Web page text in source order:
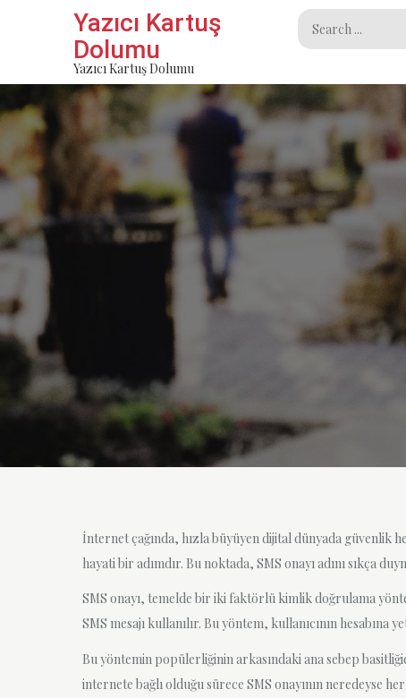
Yazıcı Kartuş
Dolumu
Yazıcı Kartuş Dolumu
Search
for:
İnternet çağında, hızla büyüyen dijital dünyada
hayati bir adımdır. Bu noktada, SMS onayı adını sıkça
SMS onayı, temelde bir iki faktörlü kimlik doğrulama
SMS mesajı kullanılır. Bu yöntem, kullanıcının
Bu yöntemin popülerliğinin arkasındaki ana sebep
internete bağlı olduğu sürece SMS onayının neredeyse